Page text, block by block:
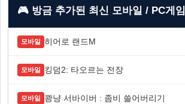
🎮 방금 추가된 최신 모바일 / PC게임
모바일 히어로 랜드M
모바일 킹덤2: 타오르는 전장
모바일 쾅냥 서바이버 : 좀비 쓸어버리기